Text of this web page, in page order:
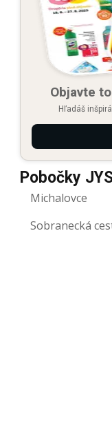
Objavte
Hľadáš
Pobočky
Michalovce
Sobranecká